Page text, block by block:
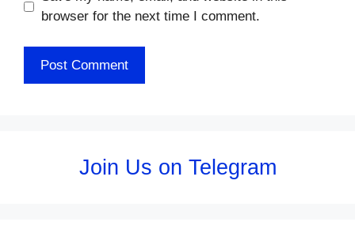
browser for the next time I comment.
Join Us on Telegram